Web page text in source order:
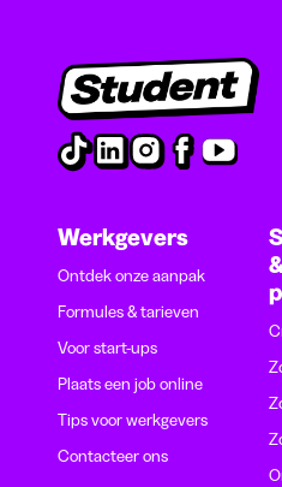
Werkgevers
Ontdek onze aanpak
Formules & tarieven
Voor start-ups
Plaats een job online
Tips voor werkgevers
Contacteer ons